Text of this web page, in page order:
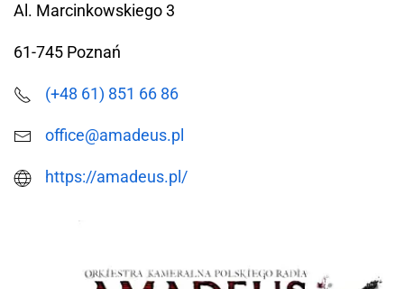
Al. Marcinkowskiego 3
61-745 Poznań
(+48 61) 851 66 86
office@amadeus.pl
https://amadeus.pl/